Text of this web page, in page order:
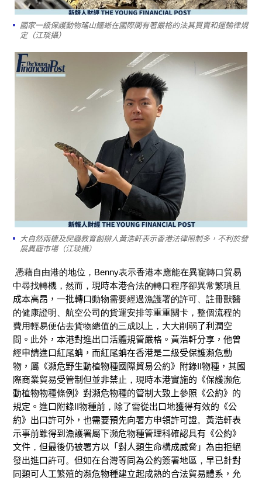
國家一級保護動物瑤山鱷蜥在國際間有著嚴格的法其買賣和運輸律規
定（江琰攝）
大自然兩棲及爬蟲教育創辦人黃浩軒表示香港法律限制多，不利於發
展異寵市場（江琰攝）
憑藉自由港的地位， Benny表示香港本應能在異寵轉口貿易
中尋找轉機 ， 然而， 現時本港合法的轉口程序卻異常繁瑣 且
成本高昂 ，一批轉口動物需要經過漁護署的許可、註冊獸醫
的健康證明、航空公司的貨運安排等重重關卡，整個流程的
費用輕易便佔去貨物總值的三成以上， 大大削弱了利潤空
間。 此外， 本港對進出口活體規管嚴格。 黃浩軒分享，他曾
經申請進口紅尾蚺， 而紅尾蚺在香港是二級受保護瀕危動
物，屬 《瀕危野生動植物種國際貿易公約》 附錄II物種，其國
際商業貿易受管制但並非禁止 ， 現時本港實施的 《保護瀕危
動植物物種條例》 對瀕危物種的管制大致上參照《公約》的
規定。 進口附錄II物種前 ， 除了需從出口地獲得有效的《公
約》出口許可外，也需要預先向署方申領許可證。 黃浩軒表
示事前雖得到 漁護署屬下瀕危物種管理科確認具有 《公約》
文件 ， 但最後仍被署方以「對人類生命構成威脅」為由拒絕
發出進口許可。 但如在台灣等同為公約簽署地區 ， 早已針對
同類可人工繁殖的瀕危物種建立起成熟的合法貿易體系，允